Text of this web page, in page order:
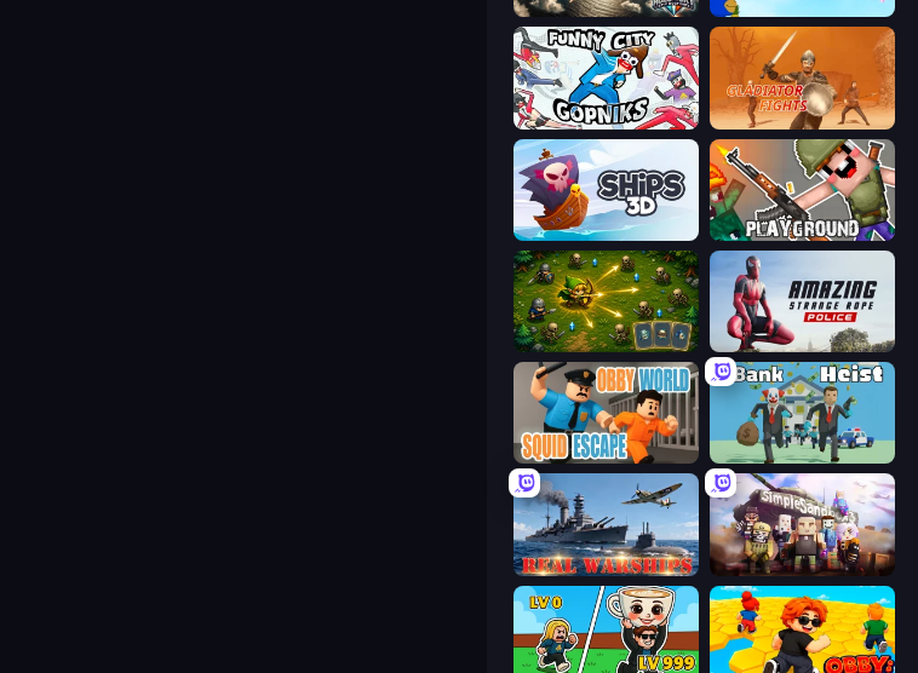
Aces of the Sky: Epic Dogfights
Funny City: Gopniks Gladiator Fights
Ships 3D Playground
Tiny Ranger Amazing Strange Rope Police
Bank Heist
Real Warships Simple Sandbox 3